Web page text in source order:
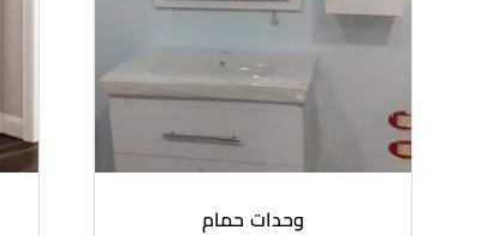
وحدات حمام